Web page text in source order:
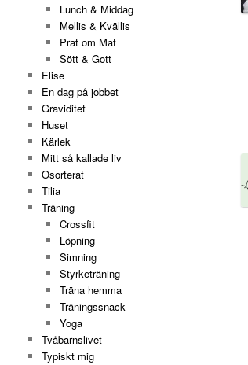
Lunch & Middag
Mellis & Kvällis
Prat om Mat
Sött & Gott
Elise
En dag på jobbet
Graviditet
Huset
Kärlek
Mitt så kallade liv
Osorterat
Tilia
Träning
Crossfit
Löpning
Simning
Styrketräning
Träna hemma
Träningssnack
Yoga
Tvåbarnslivet
Typiskt mig